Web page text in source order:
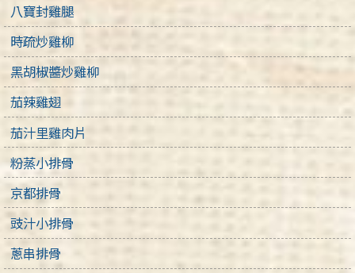
八寶封雞腿
時疏炒雞柳
黑胡椒醬炒雞柳
茄辣雞翅
茄汁里雞肉片
粉蒸小排骨
京都排骨
豉汁小排骨
蔥串排骨